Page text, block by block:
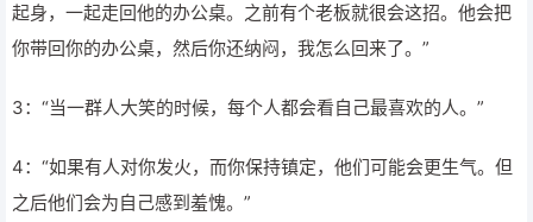
起身，一起走回他的办公桌。之前有个老板就很会这招。他会把
你带回你的办公桌，然后你还纳闷，我怎么回来了。”
3：“当一群人大笑的时候，每个人都会看自己最喜欢的人。”
4：“如果有人对你发火，而你保持镇定，他们可能会更生气。但
之后他们会为自己感到羞愧。”